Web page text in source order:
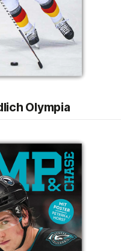
Olympia